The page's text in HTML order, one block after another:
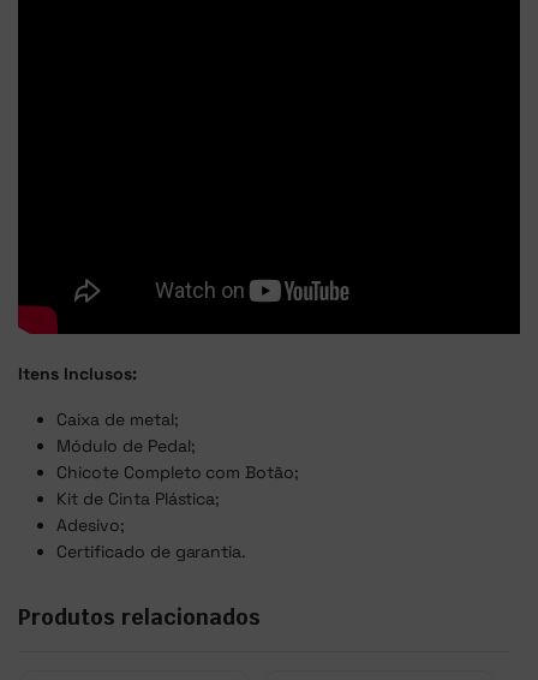
Itens Inclusos:
Caixa de metal;
Módulo de Pedal;
Chicote Completo com Botão;
Kit de Cinta Plástica;
Adesivo;
Certificado de garantia.
Produtos relacionados